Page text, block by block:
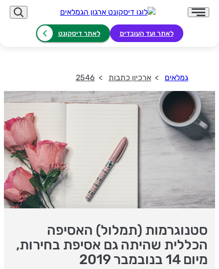
לאתר ועד העובדים לאתר דיסקונט
גמלאים ארכיון כתבות 2546
סטנוגרמות (תמלול) האסיפה
הכללית שהיתה גם אסיפת בחירות,
מיום 14 בנובמבר 2019